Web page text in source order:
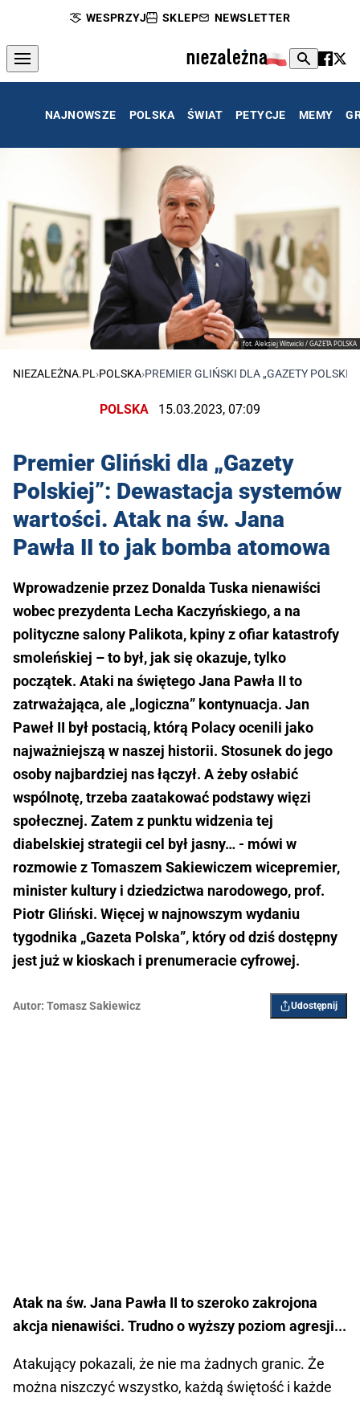
WESPRZYJ SKLEP NEWSLETTER
NAJNOWSZE POLSKA ŚWIAT PETYCJE MEMY
fot. Aleksiej Witwicki / GAZETA POLSKA
NIEZALEŻNA.PL ›POLSKA›PREMIER GLIŃSKI DLA „GAZETY
POLSKA 15.03.2023, 07:09
Premier Gliński dla „Gazety
Polskiej”: Dewastacja systemów
wartości. Atak na św. Jana
Pawła II to jak bomba atomowa
Wprowadzenie przez Donalda Tuska nienawiści
wobec prezydenta Lecha Kaczyńskiego, a na
polityczne salony Palikota, kpiny z ofiar katastrofy
smoleńskiej – to był, jak się okazuje, tylko
początek. Ataki na świętego Jana Pawła II to
zatrważająca, ale „logiczna” kontynuacja. Jan
Paweł II był postacią, którą Polacy ocenili jako
najważniejszą w naszej historii. Stosunek do jego
osoby najbardziej nas łączył. A żeby osłabić
wspólnotę, trzeba zaatakować podstawy więzi
społecznej. Zatem z punktu widzenia tej
diabelskiej strategii cel był jasny… - mówi w
rozmowie z Tomaszem Sakiewiczem wicepremier,
minister kultury i dziedzictwa narodowego, prof.
Piotr Gliński. Więcej w najnowszym wydaniu
tygodnika „Gazeta Polska”, który od dziś dostępny
jest już w kioskach i prenumeracie cyfrowej.
Autor: Tomasz Sakiewicz Udostępnij
Atak na św. Jana Pawła II to szeroko zakrojona
akcja nienawiści. Trudno o wyższy poziom agresji...
Atakujący pokazali, że nie ma żadnych granic. Że
można niszczyć wszystko, każdą świętość i każde